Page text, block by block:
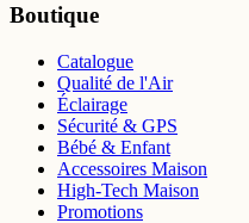
Boutique
Catalogue
Qualité de l'Air
Éclairage
Sécurité & GPS
Bébé & Enfant
Accessoires Maison
High-Tech Maison
Promotions